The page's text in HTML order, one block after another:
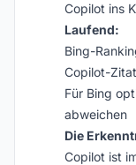
Copilot ins
Laufend:
Bing-
Copilot-
Für Bing
abweichen
Die
Copilot ist